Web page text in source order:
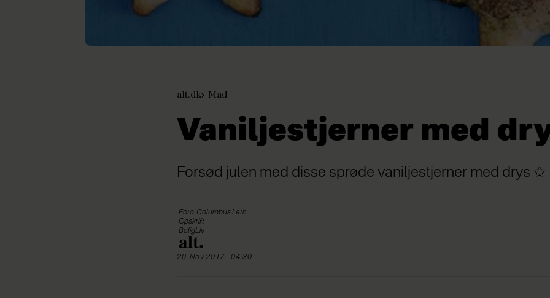
alt.dk Mad
Vaniljestjerner med
Forsød julen med disse sprøde vaniljestjerner med drys ✩
Foto: Columbus Leth
Opskrift
BoligLiv
20. Nov 2017 - 04:30